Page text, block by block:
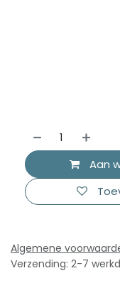
Aan
Algemene
Verzending: 2-7